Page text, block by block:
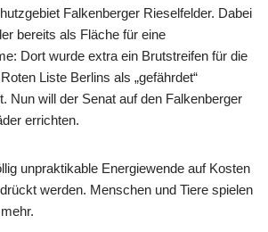
Falkenberger Rieselfelder. Dabei
bereits als Fläche für eine
Dort wurde extra ein Brutstreifen für die
Liste Berlins als „gefährdet“
Nun will der Senat auf den Falkenberger
errichten.
unpraktikable Energiewende auf Kosten
werden. Menschen und Tiere spielen